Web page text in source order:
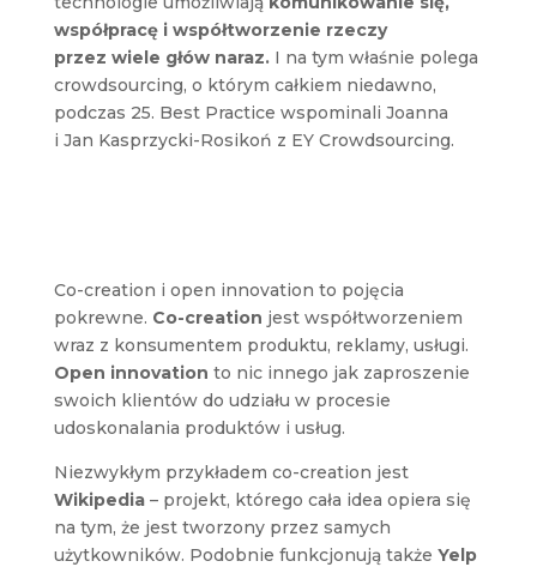
współpracę i współtworzenie rzeczy
przez wiele głów naraz.I na tym właśnie polega
crowdsourcing, o którym całkiem niedawno,
podczas 25. Best Practice wspominali Joanna
i Jan Kasprzycki-Rosikoń z EY Crowdsourcing.
Co-creation i open innovation to pojęcia
pokrewne. Co-creation jest współtworzeniem
wraz z konsumentem produktu, reklamy, usługi.
Open innovation to nic innego jak zaproszenie
swoich klientów do udziału w procesie
udoskonalania produktów i usług.
Niezwykłym przykładem co-creation jest
Wikipedia– projekt, którego cała idea opiera się
na tym, że jest tworzony przez samych
użytkowników. Podobnie funkcjonują także Yelp